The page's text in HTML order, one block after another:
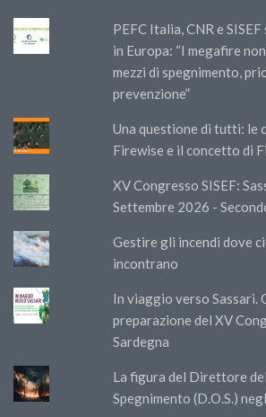
PEFC Italia, CNR e
in Europa: “I megafire
mezzi di spegnimento,
prevenzione”
Una questione di tutti: le
Firewise e il concetto di
XV Congresso SISEF:
Settembre 2026 -
Gestire gli incendi dove
incontrano
In viaggio verso Sassari.
preparazione del XV
Sardegna
La figura del Direttore
Spegnimento (D.O.S.)